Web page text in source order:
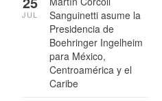
Sanguinetti asume la
Presidencia de
Boehringer Ingelheim
para México,
Centroamérica y el
Caribe
JUL